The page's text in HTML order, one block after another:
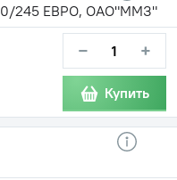
245 ЕВРО, ОАО"ММЗ"
− +
Купить